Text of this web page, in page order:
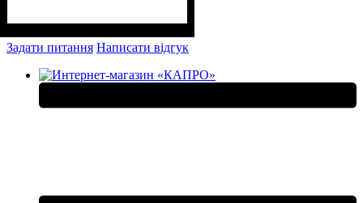
Задати питання Написати відгук